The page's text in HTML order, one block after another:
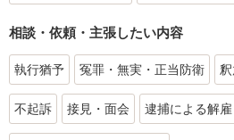
相談・依頼・主張したい内容
執行猶予 冤罪・無実・正当防衛
不起訴 接見・面会 逮捕による解